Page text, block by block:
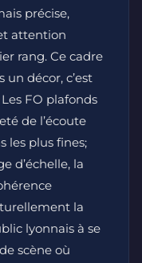
précise,
attention
rang. Ce cadre
décor, c’est
FO plafonds
de l’écoute
les plus fines;
d’échelle, la
la
lyonnais à se
scène où